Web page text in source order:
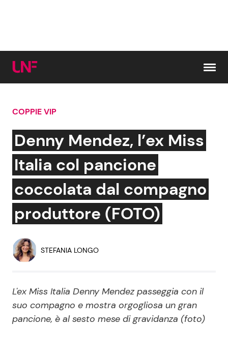
Cerca:
News e Cronaca
Attualità Italiana
Dal Mondo
Economia
Persone Scomparse
Politica
Gossip e TV
Bellezze VIP
Coppie VIP
Reality e Talent
Soap Opera
COPPIE VIP
Denny Mendez, l’ex Miss
Italia col pancione
coccolata dal compagno
produttore (FOTO)
STEFANIA LONGO
L'ex Miss Italia Denny Mendez passeggia con il
suo compagno e mostra orgogliosa un gran
pancione, è al sesto mese di gravidanza (foto)